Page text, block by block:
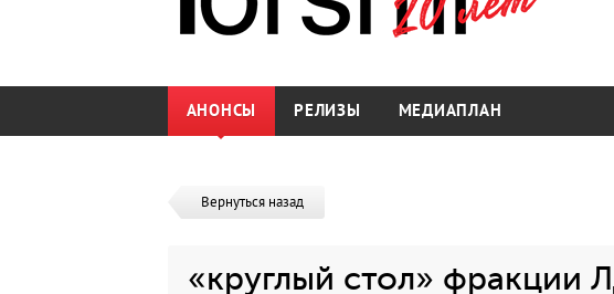
АНОНСЫ РЕЛИЗЫ МЕДИАПЛАН
Вернуться назад
«круглый стол» фракции